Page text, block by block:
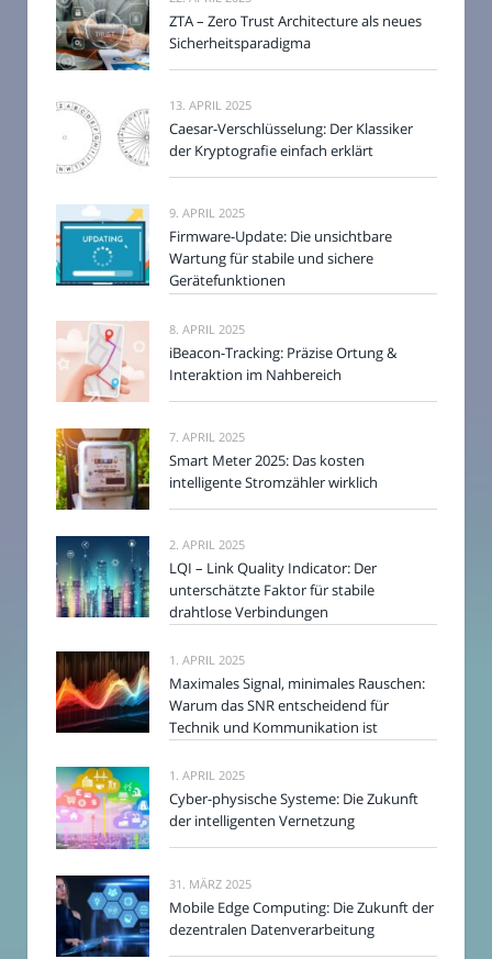
ZTA – Zero Trust Architecture als neues
Sicherheitsparadigma
13. APRIL 2025
Caesar-Verschlüsselung: Der Klassiker
der Kryptografie einfach erklärt
9. APRIL 2025
Firmware-Update: Die unsichtbare
Wartung für stabile und sichere
Gerätefunktionen
8. APRIL 2025
iBeacon-Tracking: Präzise Ortung &
Interaktion im Nahbereich
7. APRIL 2025
Smart Meter 2025: Das kosten
intelligente Stromzähler wirklich
2. APRIL 2025
LQI – Link Quality Indicator: Der
unterschätzte Faktor für stabile
drahtlose Verbindungen
1. APRIL 2025
Maximales Signal, minimales Rauschen:
Warum das SNR entscheidend für
Technik und Kommunikation ist
1. APRIL 2025
Cyber-physische Systeme: Die Zukunft
der intelligenten Vernetzung
31. MÄRZ 2025
Mobile Edge Computing: Die Zukunft der
dezentralen Datenverarbeitung